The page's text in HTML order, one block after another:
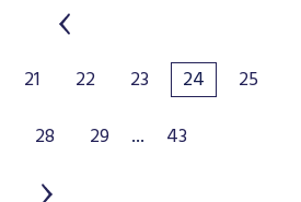
21 22 23 24
25
28 29 ... 43